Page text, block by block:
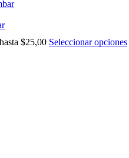
$25,00 Seleccionar opciones